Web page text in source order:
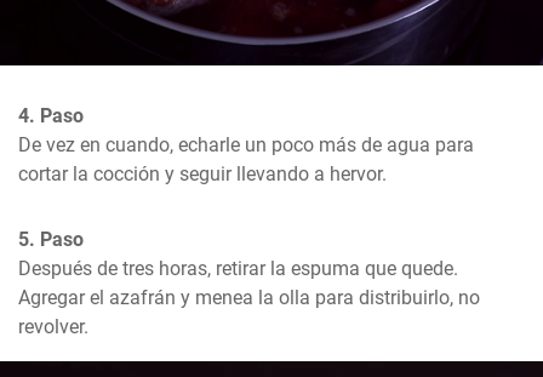
4. Paso
De vez en cuando, echarle un poco más de agua para
cortar la cocción y seguir llevando a hervor.
5. Paso
Después de tres horas, retirar la espuma que quede.
Agregar el azafrán y menea la olla para distribuirlo, no
revolver.